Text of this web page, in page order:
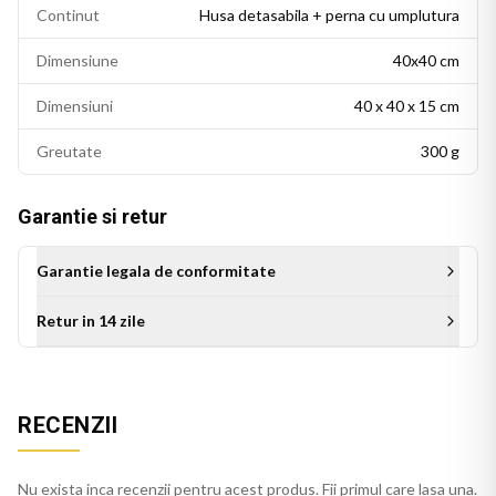
ocazie. Un produs de colectie care va fi apreciat de orice fan
Continut Husa detasabila + perna cu umplutura
Dimensiune 40x40 cm
Dimensiuni 40 x 40 x 15 cm
Greutate 300 g
Garantie si retur
Garantie legala de conformitate
Retur in 14 zile
RECENZII
Nu exista inca recenzii pentru acest produs. Fii primul care lasa una.